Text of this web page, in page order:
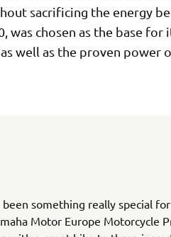
sacrificing the energy
was chosen as the base for
well as the proven power
something really special
Motor Europe Motorcycle